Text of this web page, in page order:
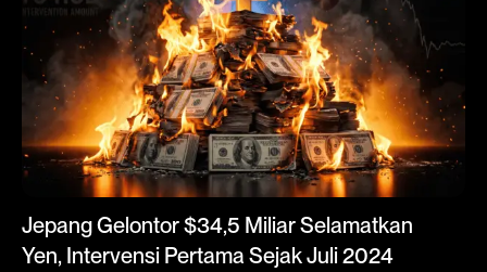
Jepang Gelontor $34,5 Miliar Selamatkan
Yen, Intervensi Pertama Sejak Juli 2024